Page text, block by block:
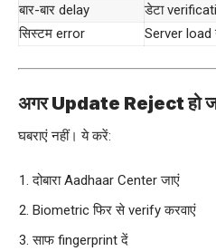
बार-बार delay
डेटा
सिस्टम error
Server load
अगर Update Reject हो
घबराएं नहीं। ये करें:
दोबारा Aadhaar Center जाएं
Biometric फिर से verify करवाएं
साफ fingerprint दें